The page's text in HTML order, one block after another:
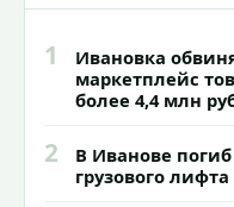
1
Ивановка
маркетплейс
более 4,4 млн
2
В Иванове
грузового лифта